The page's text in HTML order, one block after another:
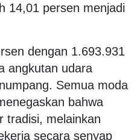
14,01 persen menjadi
dengan 1.693.931
angkutan udara
Semua moda
bahwa
tradisi, melainkan
secara senyap